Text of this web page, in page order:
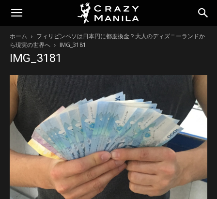
ホーム
フィリピンペソは日本円に都度換金？大人のディズニーランドか
ら現実の世界へ
IMG_3181
IMG_3181